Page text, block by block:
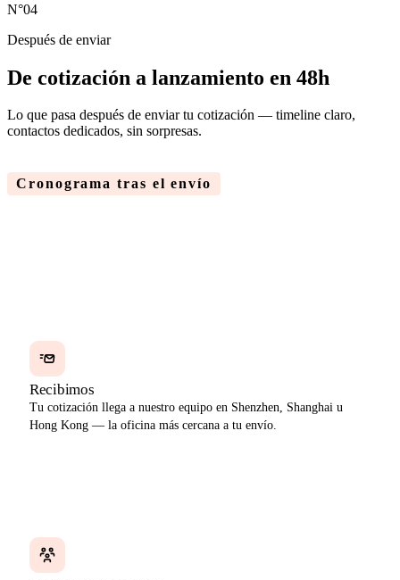
N°04
Después de enviar
De cotización a lanzamiento en 48h
Lo que pasa después de enviar tu cotización — timeline claro,
contactos dedicados, sin sorpresas.
Cronograma tras el envío
Recibimos
Tu cotización llega a nuestro equipo en Shenzhen, Shanghai u
Hong Kong — la oficina más cercana a tu envío.